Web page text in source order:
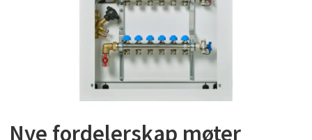
Nye fordelerskap møter